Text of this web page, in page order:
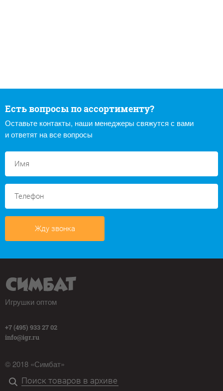
Есть вопросы по ассортименту?
Оставьте контакты, наши менеджеры свяжутся с вами
и ответят на все вопросы
Жду звонка
Игрушки оптом
+7 (495) 933 27 02
info@igr.ru
© 2018 «Симбат»